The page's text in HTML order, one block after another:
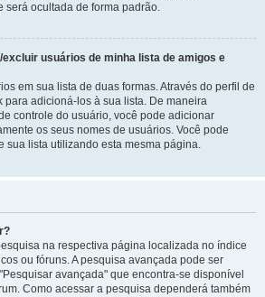
será ocultada de forma padrão.
usuários de minha lista de amigos e
em sua lista de duas formas. Através do perfil de
para adicioná-los à sua lista. De maneira
controle do usuário, você pode adicionar
os seus nomes de usuários. Você pode
sua lista utilizando esta mesma página.
na respectiva página localizada no índice
ou fóruns. A pesquisa avançada pode ser
avançada" que encontra-se disponível
Como acessar a pesquisa dependerá também